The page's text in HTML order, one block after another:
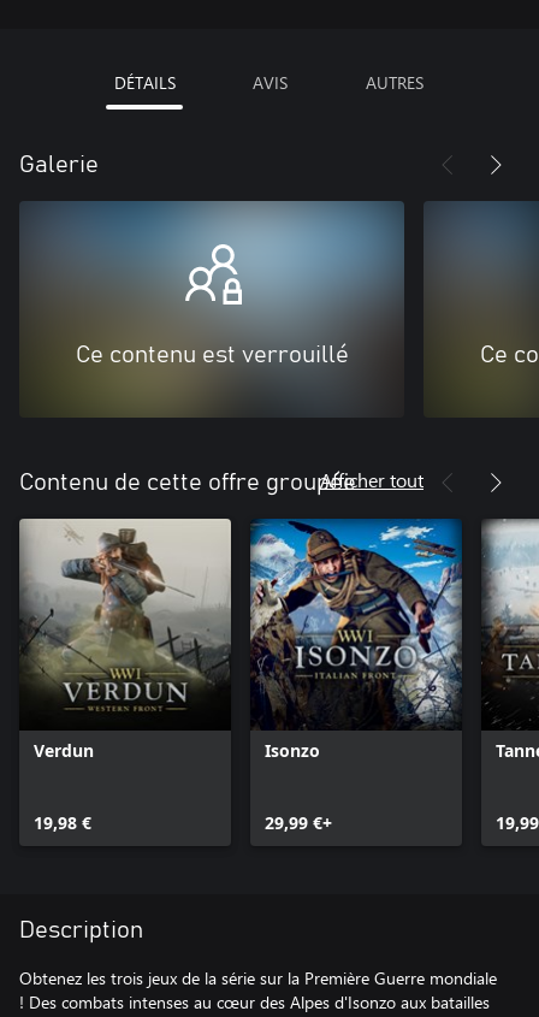
DÉTAILS AVIS AUTRES
Galerie
Ce contenu est verrouillé Ce
Contenu de cette offre groupéeAfficher tout
Verdun
19,98 €
Isonzo
29,99 €+
Description
Obtenez les trois jeux de la série sur la Première Guerre mondiale
! Des combats intenses au cœur des Alpes d'Isonzo aux batailles